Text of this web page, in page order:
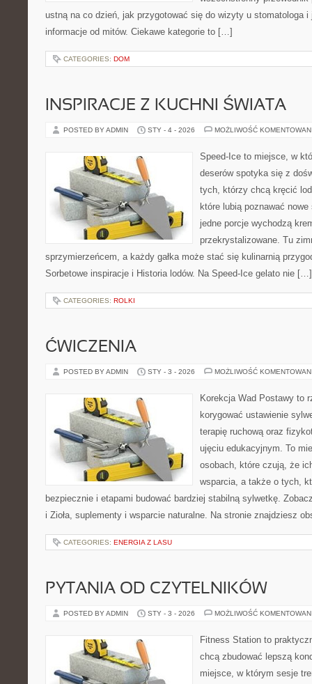
ustną na co dzień, jak przygotować się do wizyty u stomatologa i
informacje od mitów. Ciekawe kategorie to […]
CATEGORIES: DOM
INSPIRACJE Z KUCHNI ŚWIATA
POSTED BY ADMIN STY - 4 - 2026 MOŻLIWOŚĆ
Speed-Ice to miejsce, w
deserów spotyka się z
tych, którzy chcą kręcić
które lubią poznawać
jedne porcje wychodzą
przekrystalizowane. Tu
sprzymierzeńcem, a każdy gałka może stać się kulinarnią
Sorbetowe inspiracje i Historia lodów. Na Speed-Ice gelato nie […]
CATEGORIES: ROLKI
ĆWICZENIA
POSTED BY ADMIN STY - 3 - 2026 MOŻLIWOŚĆ
Korekcja Wad Postawy to
korygować ustawienie
terapię ruchową oraz
ujęciu edukacyjnym. To
osobach, które czują, że
wsparcia, a także o tych,
bezpiecznie i etapami budować bardziej stabilną sylwetkę.
i Zioła, suplementy i wsparcie naturalne. Na stronie znajdziesz
CATEGORIES: ENERGIA Z LASU
PYTANIA OD CZYTELNIKÓW
POSTED BY ADMIN STY - 3 - 2026 MOŻLIWOŚĆ
Fitness Station to
chcą zbudować lepszą
miejsce, w którym sesje